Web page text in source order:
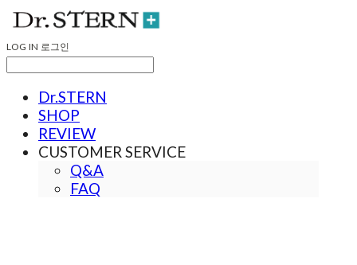
LOG IN 로그인
Dr.STERN
SHOP
REVIEW
CUSTOMER SERVICE
Q&A
FAQ